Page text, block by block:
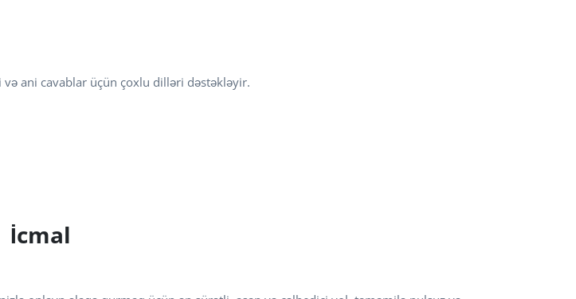
və ani cavablar üçün çoxlu dilləri dəstəkləyir.
İcmal